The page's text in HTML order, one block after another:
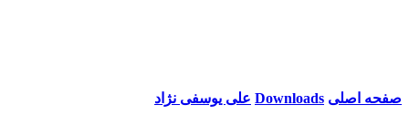
صفحه اصلی Downloads علی یوسفی نژاد